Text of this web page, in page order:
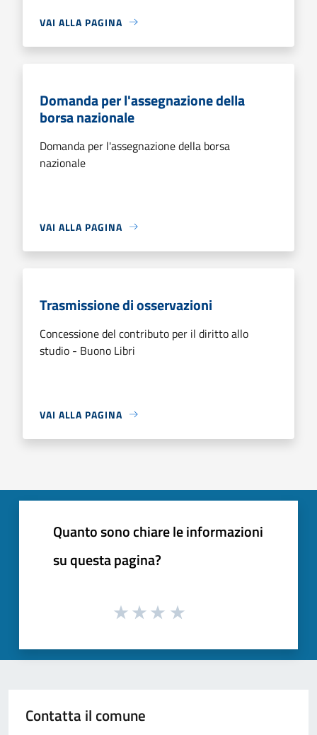
VAI ALLA PAGINA
Domanda per l'assegnazione della
borsa nazionale
Domanda per l'assegnazione della borsa
nazionale
VAI ALLA PAGINA
Trasmissione di osservazioni
Concessione del contributo per il diritto allo
studio - Buono Libri
VAI ALLA PAGINA
Quanto sono chiare le informazioni
su questa pagina?
Contatta il comune